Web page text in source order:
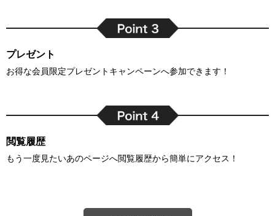
プレゼント
お得な会員限定プレゼントキャンペーンへ参加できます！
閲覧履歴
もう一度見たいあのページへ閲覧履歴から簡単にアクセス！